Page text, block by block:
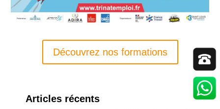
Découvrez nos formations
Articles récents